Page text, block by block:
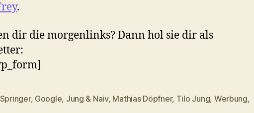
.
dir die morgenlinks? Dann hol sie dir als
, Google, Jung & Naiv, Mathias Döpfner, Tilo Jung, Werbung,